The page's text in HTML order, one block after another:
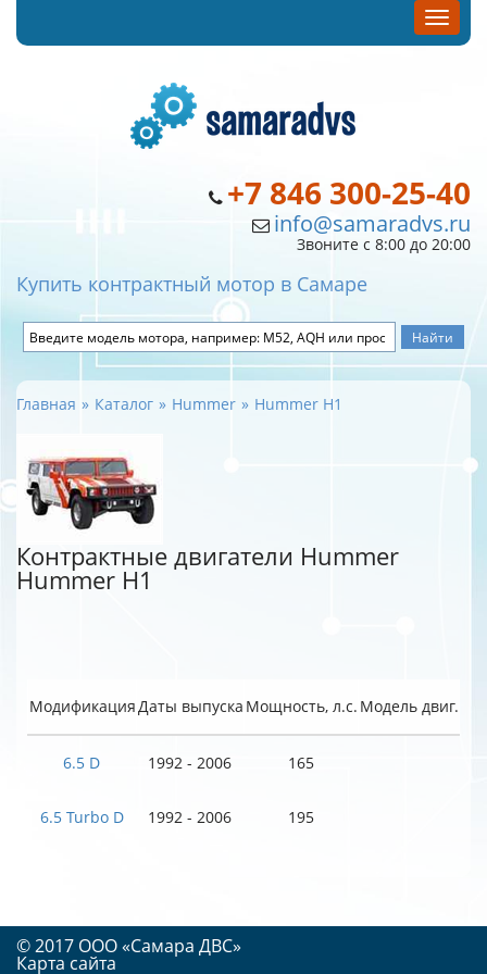
+7 846 300-25-40
info@samaradvs.ru
Звоните с 8:00 до 20:00
Купить контрактный мотор в Самаре
Главная Каталог Hummer Hummer H1
Контрактные двигатели Hummer
Hummer H1
МодификацияДаты выпуска Мощность, л.с. Модель двиг.
6.5 D 1992 - 2006 165
6.5 Turbo D 1992 - 2006 195
© 2017 OOO «Самара ДВС»
Карта сайта